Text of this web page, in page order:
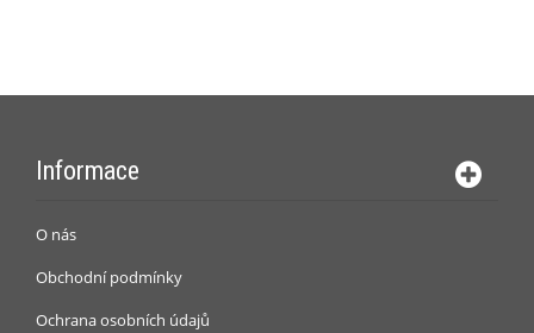
Informace
O nás
Obchodní podmínky
Ochrana osobních údajů